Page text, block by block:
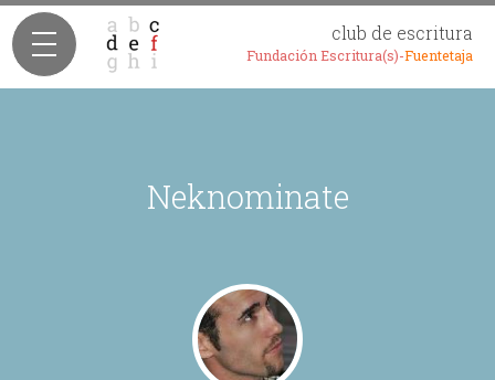
club de escritura
Fundación Escritura(s)-Fuentetaja
Neknominate